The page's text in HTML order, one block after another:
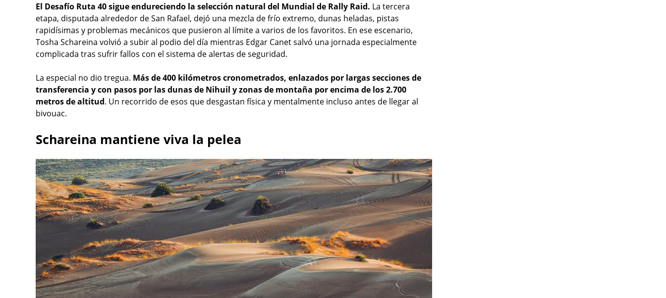
El Desafío Ruta 40 sigue endureciendo la selección natural del Mundial de Rally Raid. La tercera
etapa, disputada alrededor de San Rafael, dejó una mezcla de frío extremo, dunas heladas, pistas
rapidísimas y problemas mecánicos que pusieron al límite a varios de los favoritos. En ese escenario,
Tosha Schareina volvió a subir al podio del día mientras Edgar Canet salvó una jornada especialmente
complicada tras sufrir fallos con el sistema de alertas de seguridad.
La especial no dio tregua. Más de 400 kilómetros cronometrados, enlazados por largas secciones de
transferencia y con pasos por las dunas de Nihuil y zonas de montaña por encima de los 2.700
metros de altitud. Un recorrido de esos que desgastan física y mentalmente incluso antes de llegar al
bivouac.
Schareina mantiene viva la pelea